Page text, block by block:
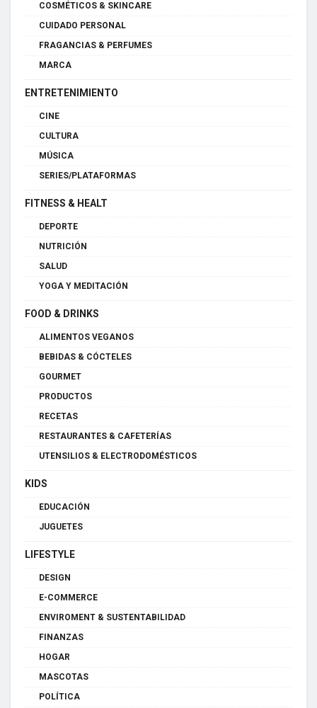
COSMÉTICOS & SKINCARE
CUIDADO PERSONAL
FRAGANCIAS & PERFUMES
MARCA
ENTRETENIMIENTO
CINE
CULTURA
MÚSICA
SERIES/PLATAFORMAS
FITNESS & HEALT
DEPORTE
NUTRICIÓN
SALUD
YOGA Y MEDITACIÓN
FOOD & DRINKS
ALIMENTOS VEGANOS
BEBIDAS & CÓCTELES
GOURMET
PRODUCTOS
RECETAS
RESTAURANTES & CAFETERÍAS
UTENSILIOS & ELECTRODOMÉSTICOS
KIDS
EDUCACIÓN
JUGUETES
LIFESTYLE
DESIGN
E-COMMERCE
ENVIROMENT & SUSTENTABILIDAD
FINANZAS
HOGAR
MASCOTAS
POLÍTICA